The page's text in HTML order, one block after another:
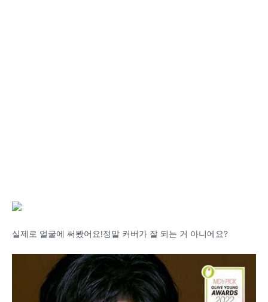
실제로 얼굴에 써봤어요!정말 커버가 잘 되는 거 아니에요?